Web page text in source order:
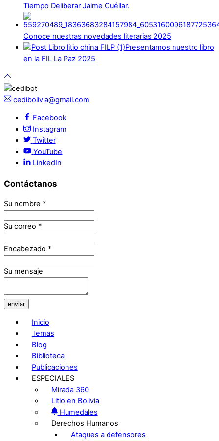
Tiempo Deliberar Jaime Cuéllar.
Conoce nuestras novedades literarias 2025
Presentamos nuestro libro
en la FIL La Paz 2025
cedibolivia@gmail.com
Facebook
Instagram
Twitter
YouTube
LinkedIn
Contáctanos
Su nombre *
Su correo *
Encabezado *
Su mensaje
enviar
Inicio
Temas
Blog
Biblioteca
Publicaciones
ESPECIALES
Mirada 360
Litio en Bolivia
Humedales
Derechos Humanos
Ataques a defensores